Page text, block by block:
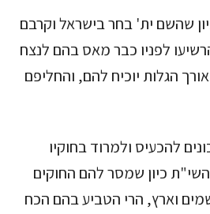
שהשם ית' בחר בישראל וקרבם
לפניו כבר מאס בהם לנצח
הגלות יוכיח להם, והחליפם
להכעיס ולמרוד בחוקיו
כיון שמסר להם החוקים
וארץ, הרי הטביע בהם הכח